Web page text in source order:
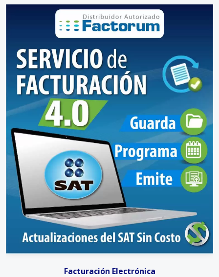
Facturación Electrónica